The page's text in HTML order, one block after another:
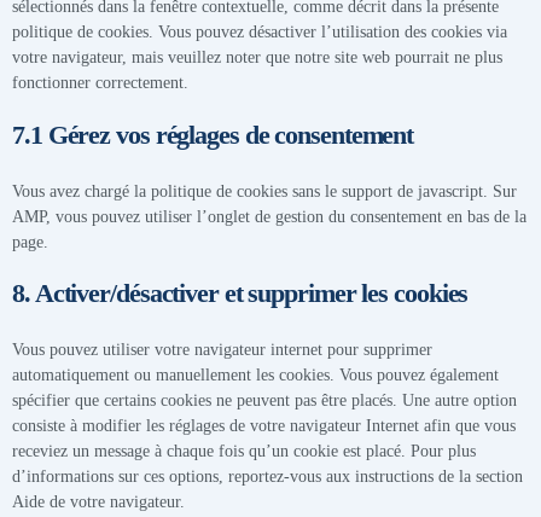
sélectionnés dans la fenêtre contextuelle, comme décrit dans la présente
politique de cookies. Vous pouvez désactiver l’utilisation des cookies via
votre navigateur, mais veuillez noter que notre site web pourrait ne plus
fonctionner correctement.
7.1 Gérez vos réglages de consentement
Vous avez chargé la politique de cookies sans le support de javascript. Sur
AMP, vous pouvez utiliser l’onglet de gestion du consentement en bas de la
page.
8. Activer/désactiver et supprimer les cookies
Vous pouvez utiliser votre navigateur internet pour supprimer
automatiquement ou manuellement les cookies. Vous pouvez également
spécifier que certains cookies ne peuvent pas être placés. Une autre option
consiste à modifier les réglages de votre navigateur Internet afin que vous
receviez un message à chaque fois qu’un cookie est placé. Pour plus
d’informations sur ces options, reportez-vous aux instructions de la section
Aide de votre navigateur.